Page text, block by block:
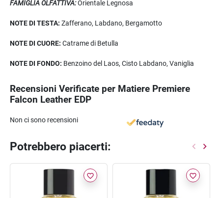
FAMIGLIA OLFATTIVA:Orientale Legnosa
NOTE DI TESTA: Zafferano, Labdano, Bergamotto
NOTE DI CUORE: Catrame di Betulla
NOTE DI FONDO: Benzoino del Laos, Cisto Labdano, Vaniglia
Recensioni Verificate per Matiere Premiere
Falcon Leather EDP
Non ci sono recensioni
Potrebbero piacerti:
favorite_border favorite_border